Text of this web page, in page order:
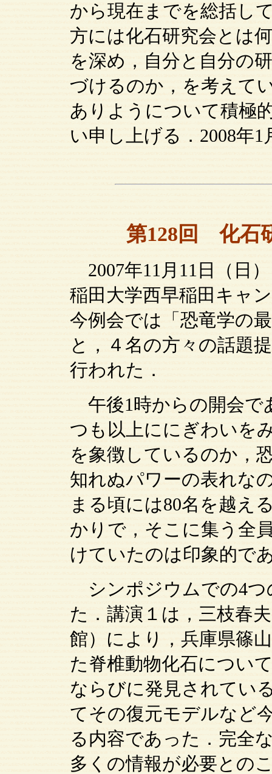
から現在までを総括し
方には化石研究会とは
を深め，自分と自分の
づけるのか，を考えて
ありようについて積極
い申し上げる．2008年1
第128回 化石
2007年11月11日（日
稲田大学西早稲田キャ
今例会では「恐竜学の
と，４名の方々の話題
行われた．
午後1時からの開会で
つも以上ににぎわいを
を象徴しているのか，
知れぬパワーの表れな
まる頃には80名を越え
かりで，そこに集う全
けていたのは印象的で
シンポジウムでの4つ
た．講演１は，三枝春
館）により，兵庫県篠
た脊椎動物化石につい
ならびに発見されてい
てその復元モデルなど
る内容であった．完全
多くの情報が必要との